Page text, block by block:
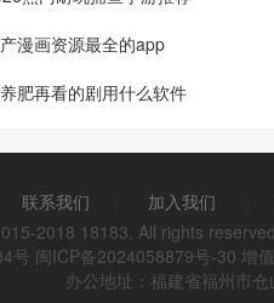
漫画资源最全的app
肥再看的剧用什么软件
联系我们 加入我们
2018 18183. All rights
号 闽ICP备2024058879号-30 增
办公地址：福建省福州市仓